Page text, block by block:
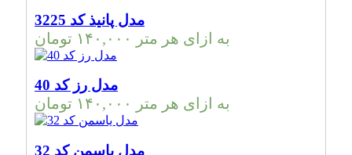
مدل پانیذ کد 3225
۱۴۰,۰۰۰ تومان به ازای هر متر
مدل رز کد 40
۱۴۰,۰۰۰ تومان به ازای هر متر
مدل یاسمن کد 32